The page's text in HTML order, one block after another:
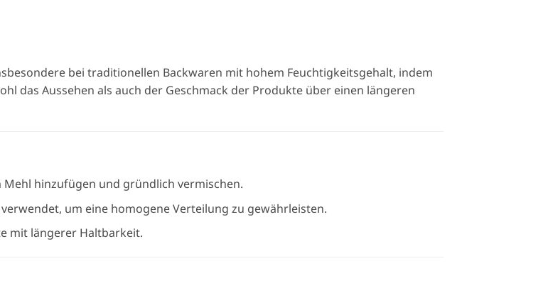
bei traditionellen Backwaren mit hohem Feuchtigkeitsgehalt, indem
das Aussehen als auch der Geschmack der Produkte über einen längeren
Mehl hinzufügen und gründlich vermischen.
um eine homogene Verteilung zu gewährleisten.
mit längerer Haltbarkeit.